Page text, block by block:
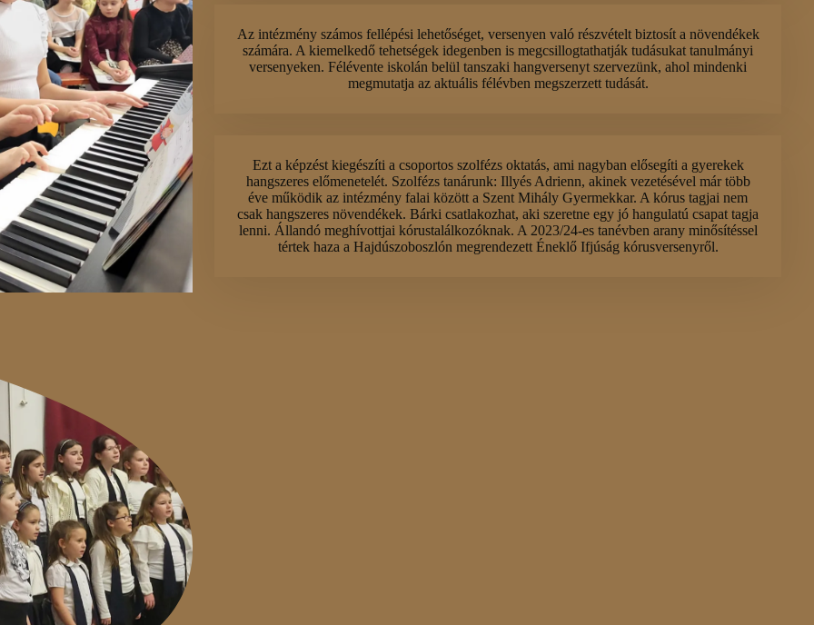
Az intézmény számos fellépési lehetőséget, versenyen való részvételt biztosít a növendékek
számára. A kiemelkedő tehetségek idegenben is megcsillogtathatják tudásukat tanulmányi
versenyeken. Félévente iskolán belül tanszaki hangversenyt szervezünk, ahol mindenki
megmutatja az aktuális félévben megszerzett tudását.
Ezt a képzést kiegészíti a csoportos szolfézs oktatás, ami nagyban elősegíti a gyerekek
hangszeres előmenetelét. Szolfézs tanárunk: Illyés Adrienn, akinek vezetésével már több
éve működik az intézmény falai között a Szent Mihály Gyermekkar. A kórus tagjai nem
csak hangszeres növendékek. Bárki csatlakozhat, aki szeretne egy jó hangulatú csapat tagja
lenni. Állandó meghívottjai kórustalálkozóknak. A 2023/24-es tanévben arany minősítéssel
tértek haza a Hajdúszoboszlón megrendezett Éneklő Ifjúság kórusversenyről.